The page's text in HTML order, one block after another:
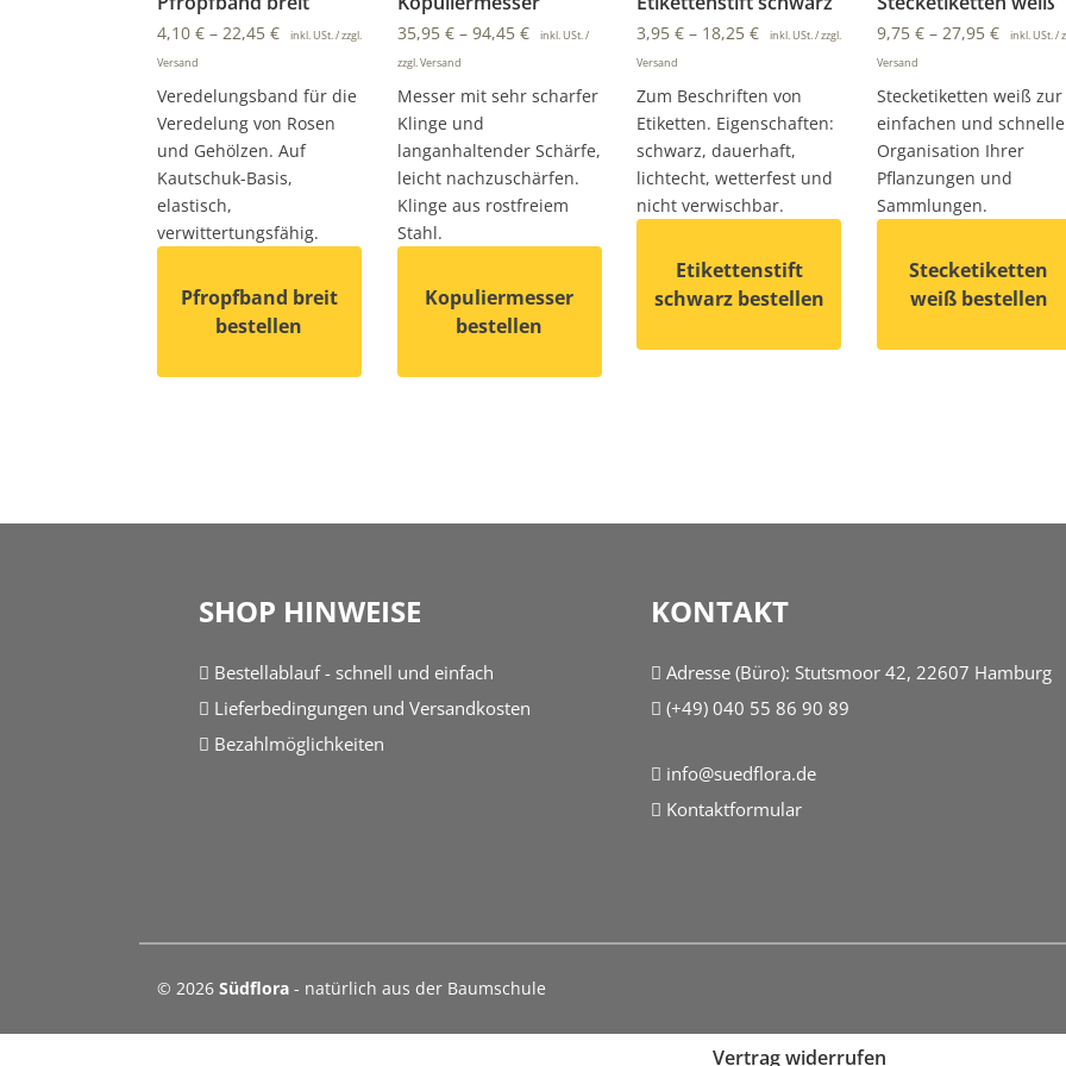
4,10 € – 22,45 €
inkl. USt. / zzgl.
Versand
Veredelungsband für die
Veredelung von Rosen
und Gehölzen. Auf
Kautschuk-Basis,
elastisch,
verwittertungsfähig.
Pfropfband breit
bestellen
35,95 €– 94,45 €
inkl. USt. /
zzgl. Versand
Messer mit sehr scharfer
Klinge und
langanhaltender Schärfe,
leicht nachzuschärfen.
Klinge aus rostfreiem
Stahl.
Kopuliermesser
bestellen
3,95€ – 18,25€
inkl. USt. / zzgl.
Versand
Zum Beschriften von
Etiketten. Eigenschaften:
schwarz, dauerhaft,
lichtecht, wetterfest und
nicht verwischbar.
Etikettenstift
schwarz bestellen
9,75 €– 27,95 €
inkl. USt. /
Versand
Stecketiketten weiß zur
einfachen und
Organisation Ihrer
Pflanzungen und
Sammlungen.
Stecketiketten
weiß bestellen
SHOP HINWEISE
Bestellablauf - schnell und einfach
Lieferbedingungen und Versandkosten
Bezahlmöglichkeiten
KONTAKT
Adresse (Büro): Stutsmoor 42, 22607 Hamburg
(+49) 040 55 86 90 89
info@suedflora.de
Kontaktformular
© 2026 Südflora - natürlich aus der Baumschule
Vertrag widerrufen